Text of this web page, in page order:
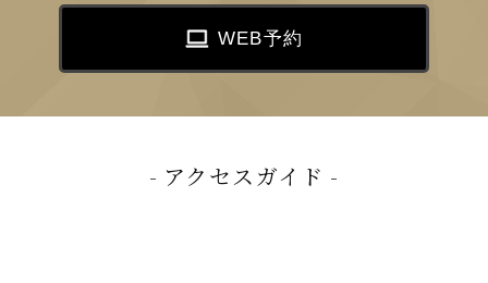
WEB予約
アクセスガイド